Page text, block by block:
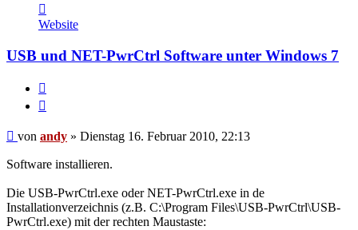
von
andy
Website
USB und NET-PwrCtrl Software unter Windows 7
Beitrag
von andy » Dienstag 16. Februar 2010, 22:13
Software installieren.
Die USB-PwrCtrl.exe oder NET-PwrCtrl.exe in de
Installationverzeichnis (z.B. C:\Program Files\USB-PwrCtrl\USB-
PwrCtrl.exe) mit der rechten Maustaste: